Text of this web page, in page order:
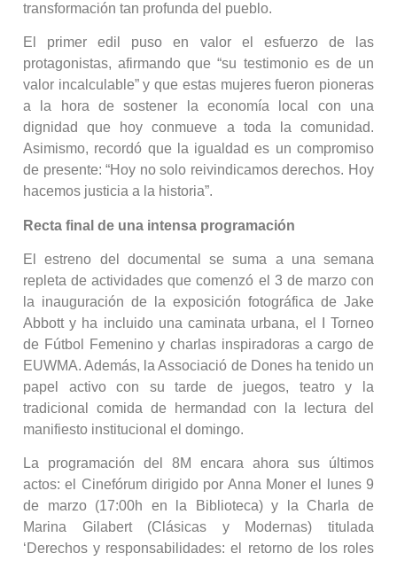
transformación tan profunda del pueblo.
El primer edil puso en valor el esfuerzo de las
protagonistas, afirmando que “su testimonio es de un
valor incalculable” y que estas mujeres fueron pioneras
a la hora de sostener la economía local con una
dignidad que hoy conmueve a toda la comunidad.
Asimismo, recordó que la igualdad es un compromiso
de presente: “Hoy no solo reivindicamos derechos. Hoy
hacemos justicia a la historia”.
Recta final de una intensa programación
El estreno del documental se suma a una semana
repleta de actividades que comenzó el 3 de marzo con
la inauguración de la exposición fotográfica de Jake
Abbott y ha incluido una caminata urbana, el I Torneo
de Fútbol Femenino y charlas inspiradoras a cargo de
EUWMA. Además, la Associació de Dones ha tenido un
papel activo con su tarde de juegos, teatro y la
tradicional comida de hermandad con la lectura del
manifiesto institucional el domingo.
La programación del 8M encara ahora sus últimos
actos: el Cinefórum dirigido por Anna Moner el lunes 9
de marzo (17:00h en la Biblioteca) y la Charla de
Marina Gilabert (Clásicas y Modernas) titulada
‘Derechos y responsabilidades: el retorno de los roles